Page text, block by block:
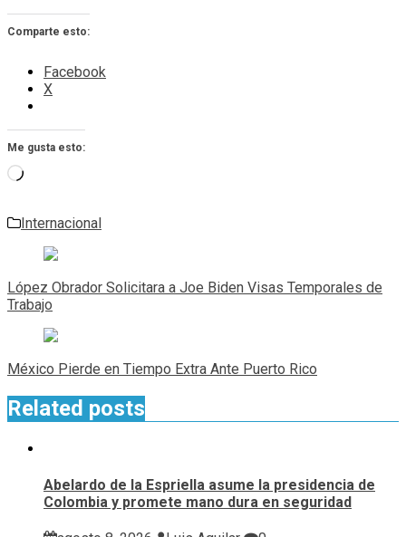
Comparte esto:
Facebook
X
Me gusta esto:
Cargando...
Internacional
Navegación
de
entradas
López Obrador Solicitara a Joe Biden Visas Temporales de
Trabajo
México Pierde en Tiempo Extra Ante Puerto Rico
Related posts
Abelardo de la Espriella asume la presidencia de
Colombia y promete mano dura en seguridad